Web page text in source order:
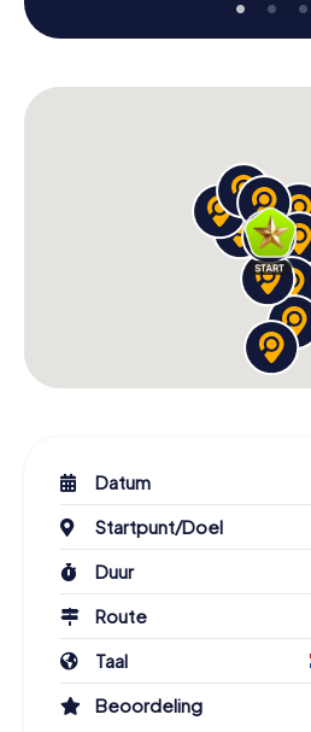
Datum
Startpunt/Doel
Duur
Route
Taal
Beoordeling